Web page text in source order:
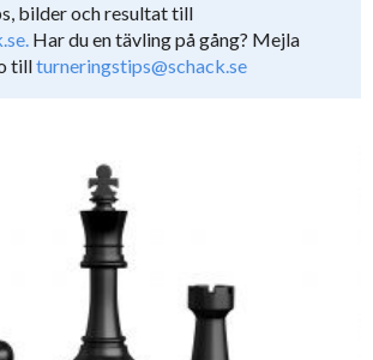
bilder och resultat till
Har du en tävling på gång? Mejla
tillturneringstips@schack.se